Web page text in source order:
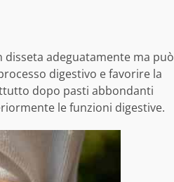
adeguatamente ma può
digestivo e favorire la
dopo pasti abbondanti
le funzioni digestive.